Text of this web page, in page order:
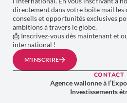
directement dans votre boîte mail les
conseils et opportunités exclusives
ambitions à travers le globe.
📩 Inscrivez-vous dès maintenant et
international !
M'INSCRIRE
CONTACT
Agence wallonne à
Investissements